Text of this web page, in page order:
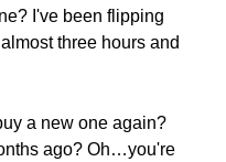
I've been flipping
three hours and
a new one again?
ago? Oh…you're